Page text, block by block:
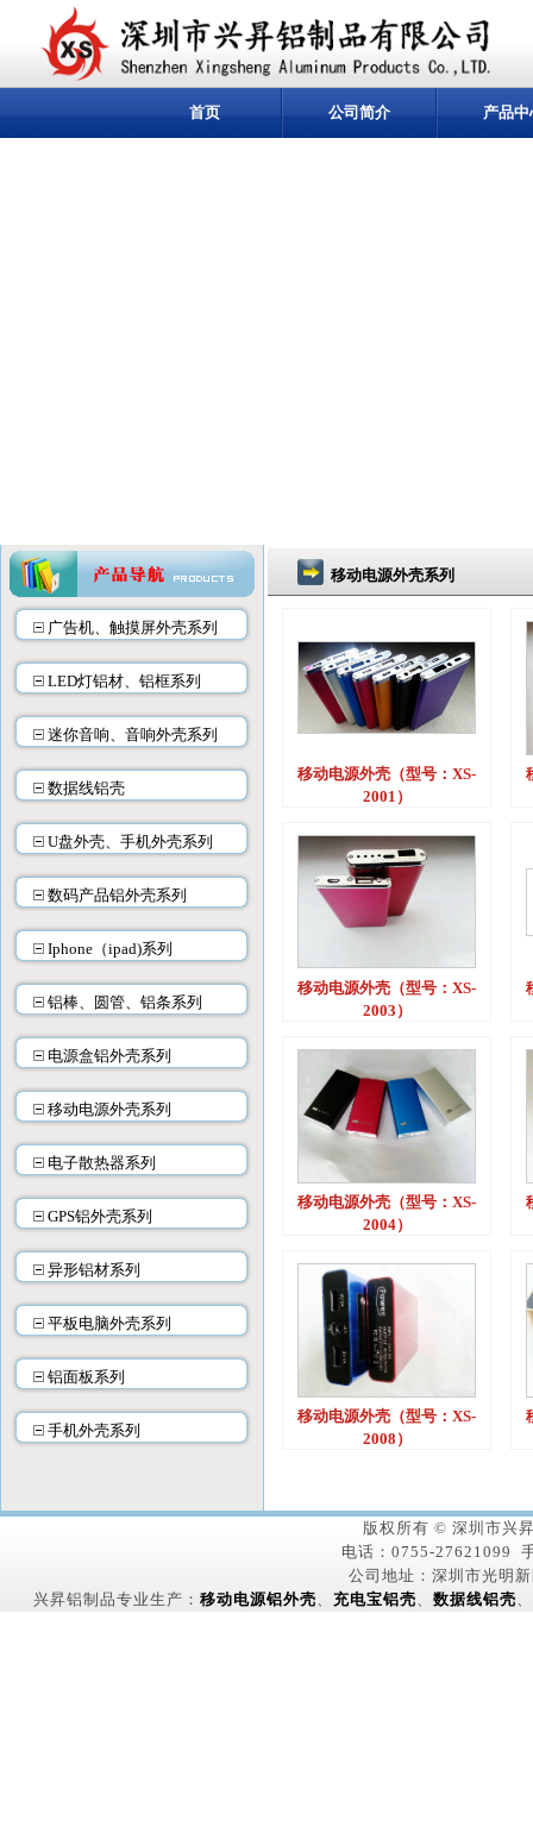
首页 公司简介 产品中
广告机、触摸屏外壳系列
LED灯铝材、铝框系列
迷你音响、音响外壳系列
数据线铝壳
U盘外壳、手机外壳系列
数码产品铝外壳系列
Iphone（ipad)系列
铝棒、圆管、铝条系列
电源盒铝外壳系列
移动电源外壳系列
电子散热器系列
GPS铝外壳系列
异形铝材系列
平板电脑外壳系列
铝面板系列
手机外壳系列
移动电源外壳系列
移动电源外壳（型号：XS-
2001）
移动电源外壳（型号：XS-
2003）
移动电源外壳（型号：XS-
2004）
移动电源外壳（型号：XS-
2008）
版权所有 © 深圳市兴
电话：0755-27621099
公司地址：深圳市光明
兴昇铝制品专业生产： 移动电源铝外壳、 充电宝铝壳、 数据线铝壳